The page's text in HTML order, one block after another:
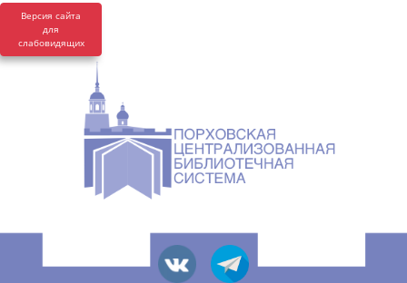
Версия сайта
для
слабовидящих